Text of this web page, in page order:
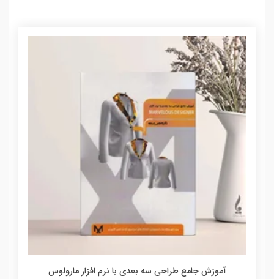
آموزش جامع طراحی سه بعدی با نرم افزار مارولوس